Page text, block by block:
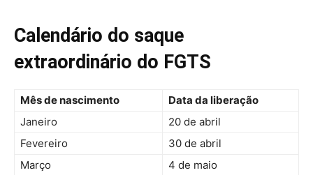
Calendário do saque
extraordinário do FGTS
Mês de nascimento
Data da liberação
Janeiro
20 de abril
Fevereiro
30 de abril
Março
4 de maio